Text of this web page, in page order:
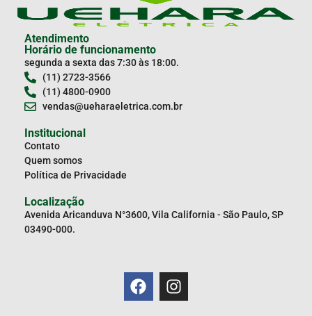
Atendimento
Horário de funcionamento
segunda a sexta das 7:30 às 18:00.
(11) 2723-3566
(11) 4800-0900
vendas@ueharaeletrica.com.br
Institucional
Contato
Quem somos
Política de Privacidade
Localização
Avenida Aricanduva N°3600, Vila California - São Paulo, SP
03490-000.